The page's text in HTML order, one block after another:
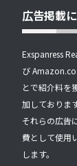
広告掲載
Exspanress
び
とで紹介料を
加しております
それらの広告
費として使用
します。